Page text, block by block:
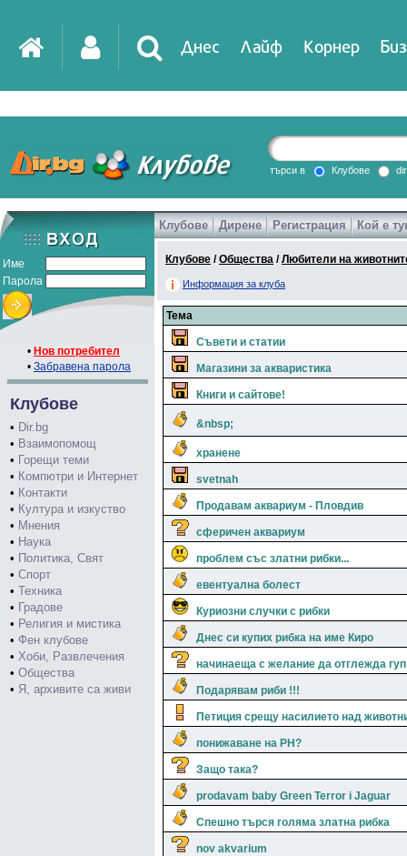
Днес Лайф Корнер
DirTV Impressio
Games
търси в Клубове
Име
Парола
• Нов потребител
• Забравена парола
Клубове
• Dir.bg
• Взаимопомощ
• Горещи теми
• Компютри и Интернет
• Контакти
• Култура и изкуство
• Мнения
• Наука
• Политика, Свят
• Спорт
• Техника
• Градове
• Религия и мистика
• Фен клубове
• Хоби, Развлечения
• Общества
• Я, архивите са живи
Клубове Дирене Регистрация Кой е
Клубове /Общества /Любители на
Информация за клуба
Тема
Съвети и статии
Магазини за акваристика
Книги и сайтове!
&nbsp;
хранене
svetnah
Продавам аквариум - Пловдив
сферичен аквариум
проблем със златни рибки...
евентуална болест
Куриозни случки с рибки
Днес си купих рибка на име Киро
начинаеща с желание да отглежда
Подарявам риби !!!
Петиция срещу насилието над
понижаване на РН?
Защо така?
prodavam baby Green Terror i Jaguar
Спешно търся голяма златна рибка
nov akvarium